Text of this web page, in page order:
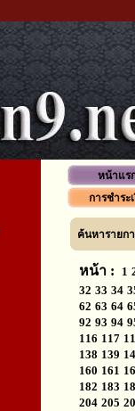
หน้าแร
การชำระ
ค้นหารายก
หน้า : 1
32 33 34
62 63 64
92 93 94
116 117
138 139
160 161
182 183
204 205